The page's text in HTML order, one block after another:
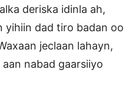
deriska idinla ah,
yihiin dad tiro badan oo
jeclaan lahayn,
nabad gaarsiiyo